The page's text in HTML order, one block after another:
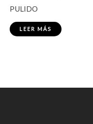
PULIDO
LEER MÁS